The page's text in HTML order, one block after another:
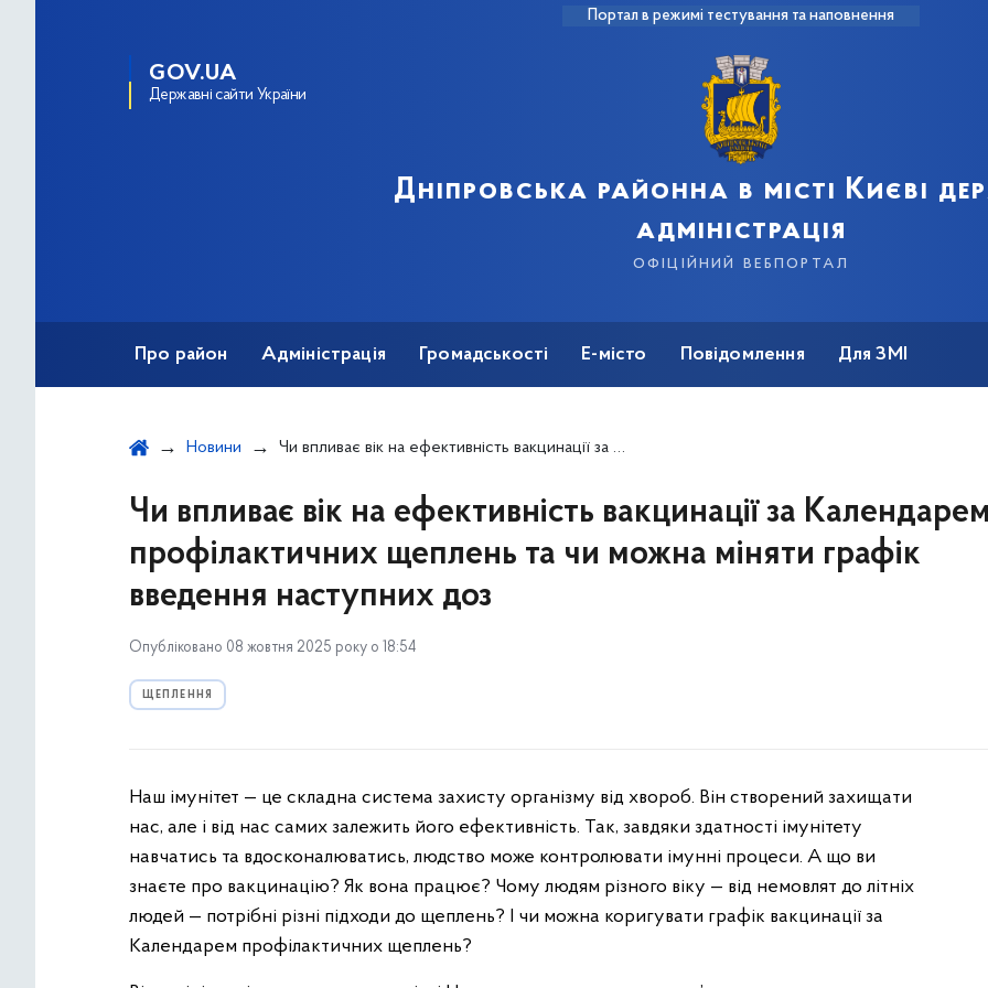
Портал в режимі тестування та наповнення
GOV.UA
Державні сайти України
Дніпровська районна в місті Києві
адміністрація
офіційний вебпортал
Про район Адміністрація Громадськості Е-місто Повідомлення Для ЗМІ
Новини Чи впливає вік на ефективність вакцинації за Календарем профілактичних щеплень та чи можна міняти графік введення наступних доз
Чи впливає вік на ефективність вакцинації за
профілактичних щеплень та чи можна міняти графік
введення наступних доз
Опубліковано 08 жовтня 2025 року о 18:54
ЩЕПЛЕННЯ
Наш імунітет — це складна система захисту організму від хвороб. Він створений захищати
нас, але і від нас самих залежить його ефективність. Так, завдяки здатності імунітету
навчатись та вдосконалюватись, людство може контролювати імунні процеси. А що ви
знаєте про вакцинацію? Як вона працює? Чому людям різного віку — від немовлят до літніх
людей — потрібні різні підходи до щеплень? І чи можна коригувати графік вакцинації за
Календарем профілактичних щеплень?